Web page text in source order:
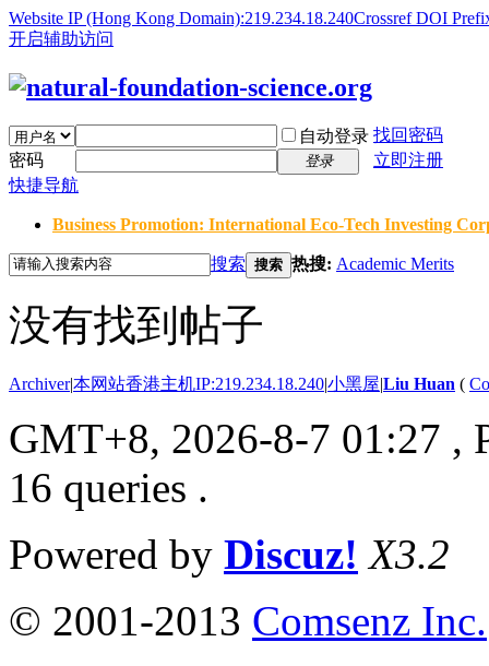
Website IP (Hong Kong Domain):219.234.18.240Crossref DOI
开启辅助访问
自动登录 找回密码
密码
登录
立即注册
快捷导航
Business Promotion: International Eco-Tech Investing
搜索 搜索 热搜: Academic Merits
没有找到帖子
Archiver|本网站香港主机IP:219.234.18.240|小黑屋|Liu Huan (
GMT+8, 2026-8-7 01:27 ,
16 queries .
Powered by Discuz! X3.2
© 2001-2013 Comsenz Inc.